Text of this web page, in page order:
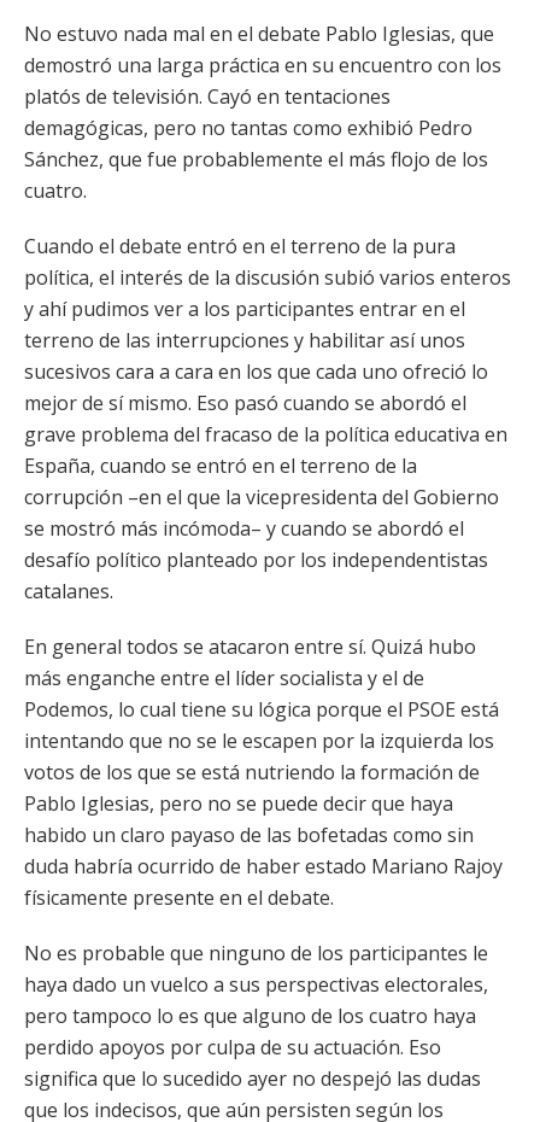
No estuvo nada mal en el debate Pablo Iglesias, que
demostró una larga práctica en su encuentro con los
platós de televisión. Cayó en tentaciones
demagógicas, pero no tantas como exhibió Pedro
Sánchez, que fue probablemente el más flojo de los
cuatro.
Cuando el debate entró en el terreno de la pura
política, el interés de la discusión subió varios enteros
y ahí pudimos ver a los participantes entrar en el
terreno de las interrupciones y habilitar así unos
sucesivos cara a cara en los que cada uno ofreció lo
mejor de sí mismo. Eso pasó cuando se abordó el
grave problema del fracaso de la política educativa en
España, cuando se entró en el terreno de la
corrupción –en el que la vicepresidenta del Gobierno
se mostró más incómoda– y cuando se abordó el
desafío político planteado por los independentistas
catalanes.
En general todos se atacaron entre sí. Quizá hubo
más enganche entre el líder socialista y el de
Podemos, lo cual tiene su lógica porque el PSOE está
intentando que no se le escapen por la izquierda los
votos de los que se está nutriendo la formación de
Pablo Iglesias, pero no se puede decir que haya
habido un claro payaso de las bofetadas como sin
duda habría ocurrido de haber estado Mariano Rajoy
físicamente presente en el debate.
No es probable que ninguno de los participantes le
haya dado un vuelco a sus perspectivas electorales,
pero tampoco lo es que alguno de los cuatro haya
perdido apoyos por culpa de su actuación. Eso
significa que lo sucedido ayer no despejó las dudas
que los indecisos, que aún persisten según los